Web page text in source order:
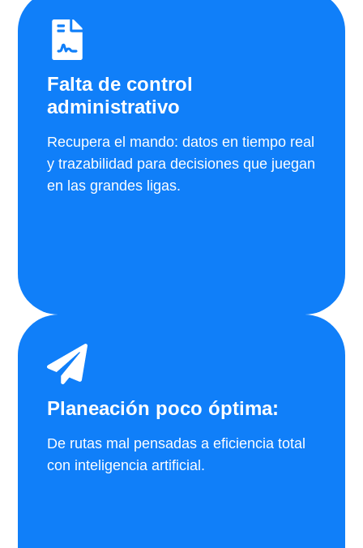
Falta de control
administrativo
Recupera el mando: datos en tiempo real
y trazabilidad para decisiones que juegan
en las grandes ligas.
Planeación poco óptima:
De rutas mal pensadas a eficiencia total
con inteligencia artificial.